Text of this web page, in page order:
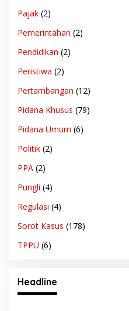
Pajak (2)
Pemerintahan (2)
Pendidikan (2)
Peristiwa (2)
Pertambangan (12)
Pidana Khusus (79)
Pidana Umum (6)
Politik (2)
PPA (2)
Pungli (4)
Regulasi (4)
Sorot Kasus (178)
TPPU (6)
Headline